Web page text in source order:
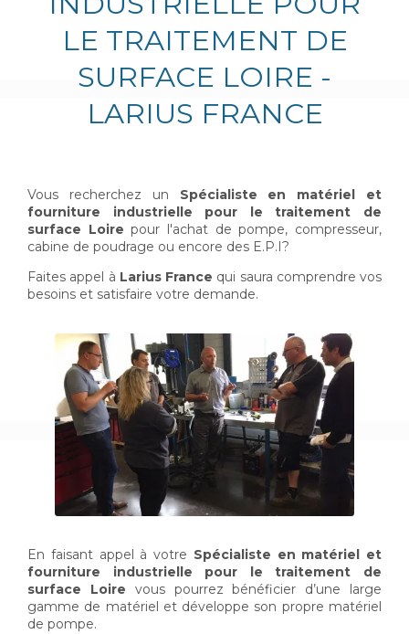
LE TRAITEMENT DE
SURFACE LOIRE -
LARIUS FRANCE
Vous recherchez un Spécialiste en matériel et
fourniture industrielle pour le traitement de
surface Loire pour l'achat de pompe, compresseur,
cabine de poudrage ou encore des E.P.I?
Faites appel à Larius France qui saura comprendre vos
besoins et satisfaire votre demande.
En faisant appel à votre Spécialiste en matériel et
fourniture industrielle pour le traitement de
surface
Loire vous pourrez bénéficier d’une large
gamme de matériel et développe son propre matériel
de pompe.